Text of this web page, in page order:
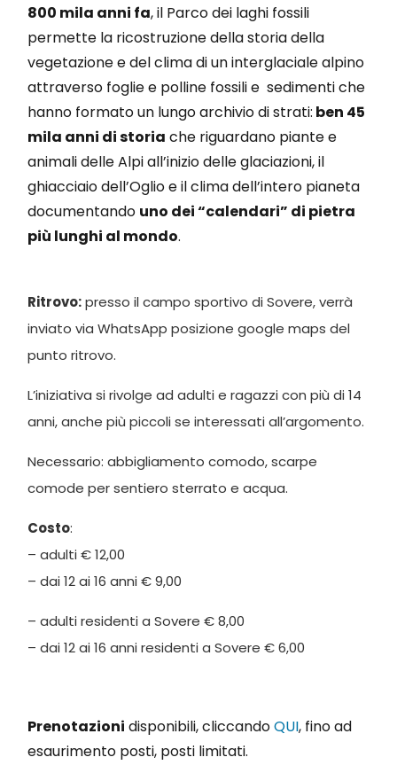
800 mila anni fa, il Parco dei laghi fossili
permette la ricostruzione della storia della
vegetazione e del clima di un interglaciale alpino
attraverso foglie e polline fossili e sedimenti che
hanno formato un lungo archivio di strati: ben 45
mila anni di storia che riguardano piante e
animali delle Alpi all’inizio delle glaciazioni, il
ghiacciaio dell’Oglio e il clima dell’intero pianeta
documentando uno dei “calendari” di pietra
più lunghi al mondo.
Ritrovo:presso il campo sportivo di Sovere, verrà
inviato via WhatsApp posizione google maps del
punto ritrovo.
L’iniziativa si rivolge ad adulti e ragazzi con più di 14
anni, anche più piccoli se interessati all’argomento.
Necessario: abbigliamento comodo, scarpe
comode per sentiero sterrato e acqua.
Costo:
– adulti € 12,00
– dai 12 ai 16 anni € 9,00
– adulti residenti a Sovere € 8,00
– dai 12 ai 16 anni residenti a Sovere € 6,00
Prenotazioni disponibili, cliccandoQUI, fino ad
esaurimento posti, posti limitati.